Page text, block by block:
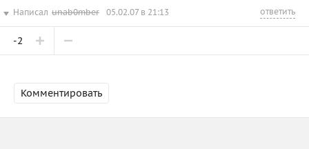
Написал unab0mber 05.02.07 в 21:13 ответить
-2
Комментировать